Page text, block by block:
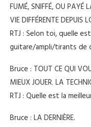
FUMÉ, SNIFFÉ, OU PAYÉ
VIE DIFFÉRENTE DEPUIS
RTJ : Selon toi, quelle
guitare/ampli/tirants de
Bruce : TOUT CE QUI
MIEUX JOUER. LA
RTJ : Quelle est la
Bruce : LA DERNIÈRE.